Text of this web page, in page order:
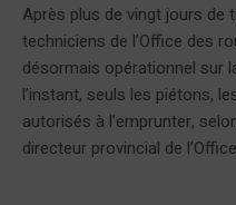
Après plus de vingt jours de
techniciens de l’Office des
désormais opérationnel sur
l’instant, seuls les piétons,
autorisés à l’emprunter,
directeur provincial de